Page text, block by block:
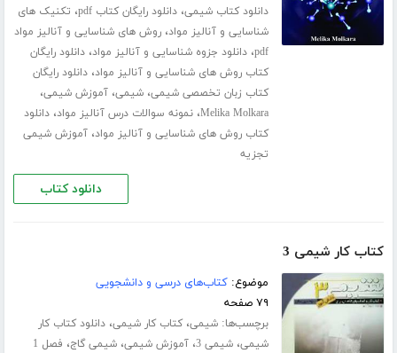
دانلود کتاب شیمی،دانلود رایگان کتاب pdf ، تکنیک های
شناسایی و آنالیز مواد،روش های شناسایی و آنالیز مواد
pdf،دانلود جزوه شناسایی و آنالیز مواد،دانلود رایگان
کتاب روش های شناسایی و آنالیز مواد،دانلود رایگان
کتاب زبان تخصصی شیمی،شیمی،آموزش شیمی،
Melika Molkara،نمونه سوالات درس آنالیز مواد،دانلود
کتاب روش های شناسایی و آنالیز مواد،آموزش شیمی
تجزیه
دانلود کتاب
کتاب کار شیمی 3
موضوع:کتاب‌های درسی و دانشجویی
۷۹ صفحه
برچسب‌ها:شیمی،کتاب کار شیمی،دانلود کتاب کار
شیمی،شیمی 3 ،آموزش شیمی،شیمی گاج،
فصل 1